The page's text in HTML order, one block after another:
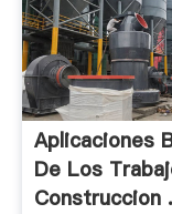
Aplicaciones
De Los
Construccion .